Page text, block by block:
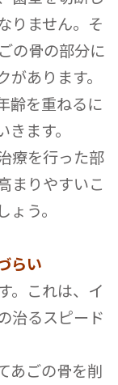
りません。そ
の骨の部分に
あります。
齢を重ねるに
ます。
療を行った部
まりやすいこ
う。
らい
。これは、イ
治るスピード
あごの骨を削